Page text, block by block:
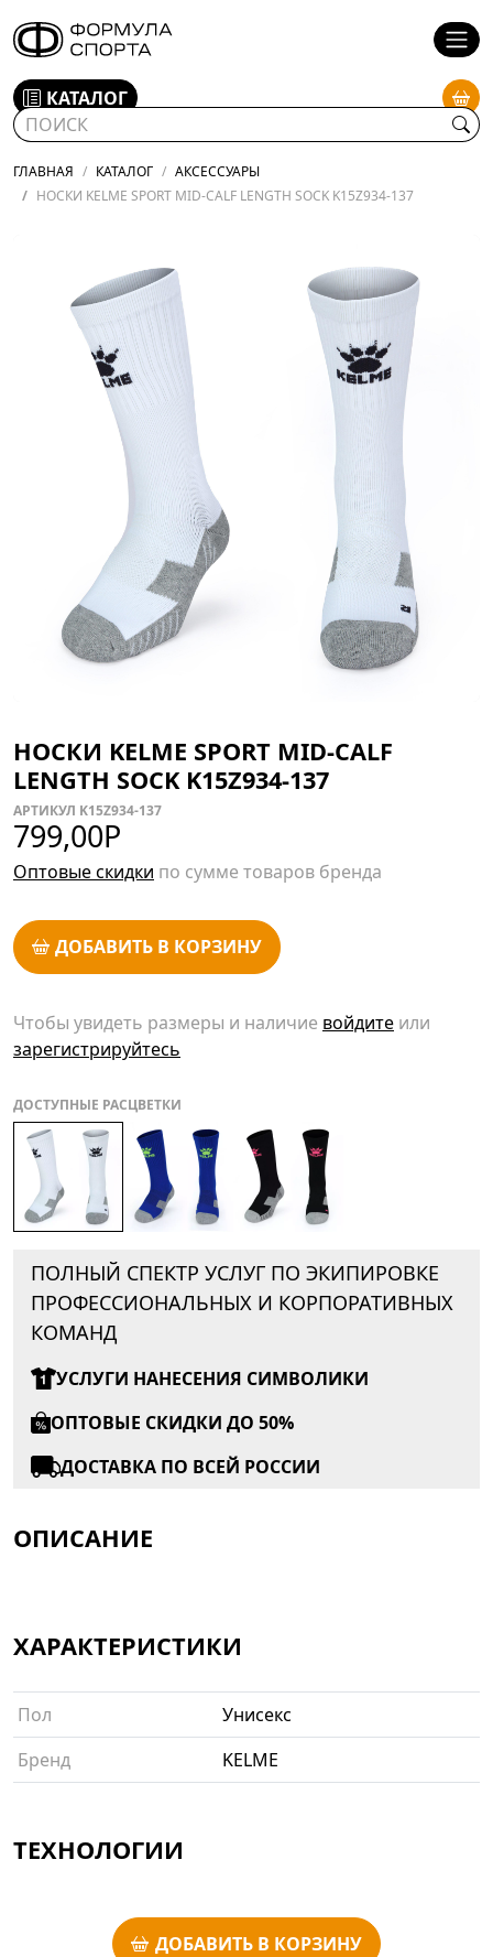
КАТАЛОГ
ГЛАВНАЯ КАТАЛОГ
АКСЕССУАРЫ
НОСКИ KELME SPORT MID-CALF LENGTH SOCK K15Z934-137
НОСКИ KELME SPORT MID-CALF
LENGTH SOCK K15Z934-137
АРТИКУЛ K15Z934-137
799,00Р
Оптовые скидки по сумме товаров бренда
ДОБАВИТЬ В КОРЗИНУ
Чтобы увидеть размеры и наличие войдите или
зарегистрируйтесь
ДОСТУПНЫЕ РАСЦВЕТКИ
ПОЛНЫЙ СПЕКТР УСЛУГ ПО ЭКИПИРОВКЕ
ПРОФЕССИОНАЛЬНЫХ И КОРПОРАТИВНЫХ
КОМАНД
УСЛУГИ НАНЕСЕНИЯ СИМВОЛИКИ
ОПТОВЫЕ СКИДКИ ДО 50%
ДОСТАВКА ПО ВСЕЙ РОССИИ
ОПИСАНИЕ
ХАРАКТЕРИСТИКИ
Пол
Унисекс
Бренд
KELME
ТЕХНОЛОГИИ
ДОБАВИТЬ В КОРЗИНУ